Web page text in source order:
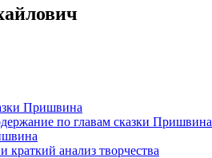
Пришвина
по главам сказки Пришвина
анализ творчества